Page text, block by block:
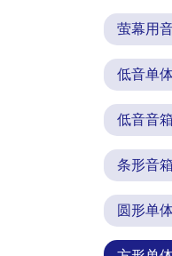
萤幕用
低音单
低音音箱
条形音箱
圆形单